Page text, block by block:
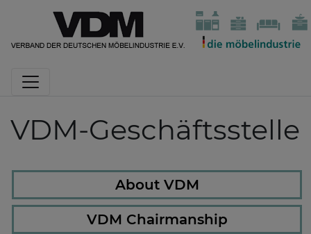
VDM-Geschäftsstelle
About VDM
VDM Chairmanship